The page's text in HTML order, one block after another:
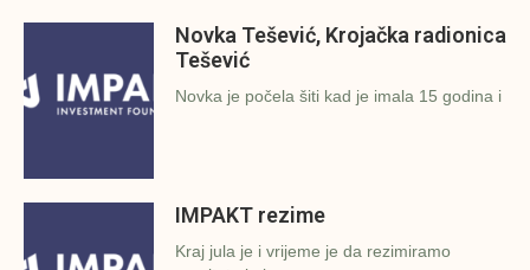
Novka Tešević, Krojačka radionica
Tešević
Novka je počela šiti kad je imala 15 godina i
IMPAKT rezime
Kraj jula je i vrijeme je da rezimiramo